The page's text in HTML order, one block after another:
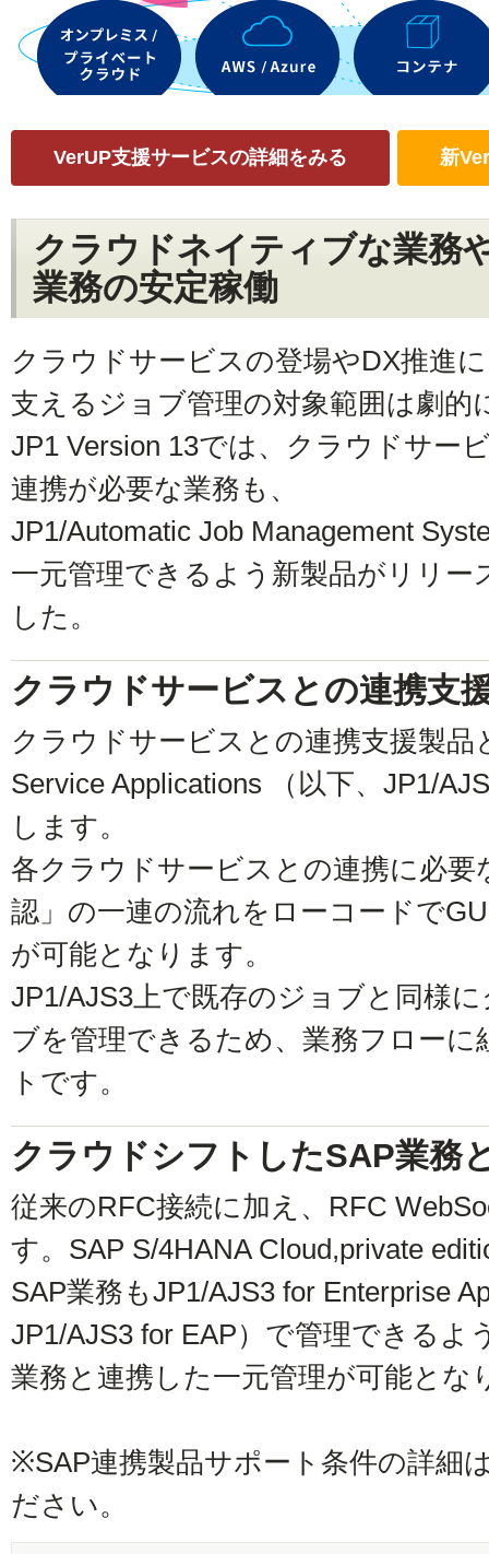
VerUP支援サービスの詳細をみる 新
クラウドネイティブな業務
業務の安定稼働
クラウドサービスの登場やDX推進
支えるジョブ管理の対象範囲は劇的
JP1 Version 13では、クラウドサー
連携が必要な業務も、
JP1/Automatic Job Management
一元管理できるよう新製品がリリー
した。
クラウドサービスとの連携支
クラウドサービスとの連携支援製品
Service Applications （以下、JP1/
します。
各クラウドサービスとの連携に必要
認」の一連の流れをローコードで
が可能となります。
JP1/AJS3上で既存のジョブと同様
ブを管理できるため、業務フロー
トです。
クラウドシフトしたSAP業務
従来のRFC接続に加え、RFC
す。SAP S/4HANA Cloud,private
SAP業務もJP1/AJS3 for Enterprise
JP1/AJS3 for EAP）で管理できるよ
業務と連携した一元管理が可能とな
※SAP連携製品サポート条件の詳細
ださい。